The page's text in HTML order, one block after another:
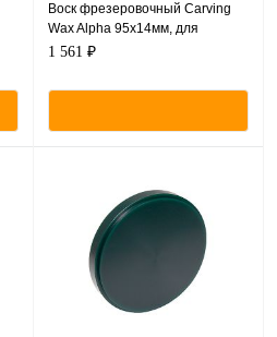
Воск фрезеровочный Carving
Wax Alpha 95х14мм, для
Zirkonzahn CAM/CAM
1 561 ₽